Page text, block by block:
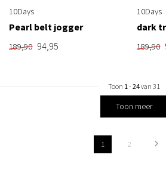
10Days
Pearl belt jogger
189,90 94,95
10Days
dark
189,90
Toon 1 - 24van 31
Toon meer
1 2